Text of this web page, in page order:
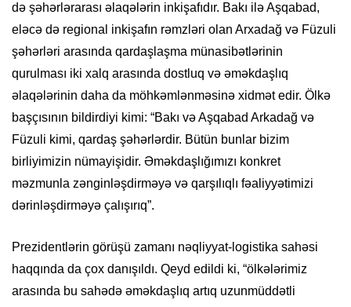
də şəhərlərarası əlaqələrin inkişafıdır. Bakı ilə Aşqabad,
eləcə də regional inkişafın rəmzləri olan Arxadağ və Füzuli
şəhərləri arasında qardaşlaşma münasibətlərinin
qurulması iki xalq arasında dostluq və əməkdaşlıq
əlaqələrinin daha da möhkəmlənməsinə xidmət edir. Ölkə
başçısının bildirdiyi kimi: “Bakı və Aşqabad Arkadağ və
Füzuli kimi, qardaş şəhərlərdir. Bütün bunlar bizim
birliyimizin nümayişidir. Əməkdaşlığımızı konkret
məzmunla zənginləşdirməyə və qarşılıqlı fəaliyyətimizi
dərinləşdirməyə çalışırıq”.
Prezidentlərin görüşü zamanı nəqliyyat-logistika sahəsi
haqqında da çox danışıldı. Qeyd edildi ki, “ölkələrimiz
arasında bu sahədə əməkdaşlıq artıq uzunmüddətli